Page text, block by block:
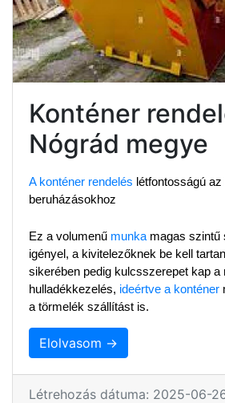
Konténer
Nógrád megye
A konténer rendelés létfontosságú az
beruházásokhoz
Ez a volumenű munka magas szintű
igényel, a kivitelezőknek be kell
sikerében pedig kulcsszerepet kap a
hulladékkezelés, ideértve a konténer
a törmelék szállítást is.
Elolvasom →
Létrehozás dátuma: 2025-06-